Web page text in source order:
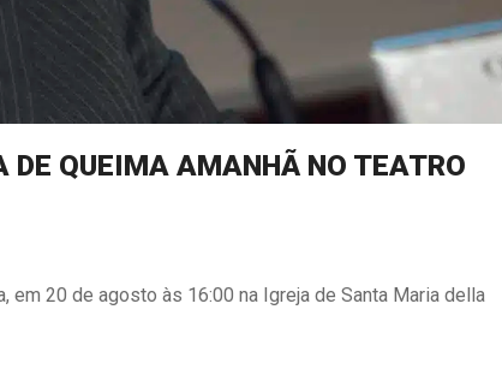
DE QUEIMA AMANHÃ NO TEATRO
em 20 de agosto às 16:00 na Igreja de Santa Maria della